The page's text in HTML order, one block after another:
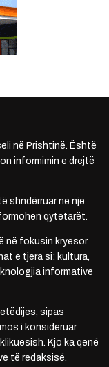
në Prishtinë. Është
informimin e drejtë
shndërruar në një
qytetarët.
në fokusin kryesor
e tjera si: kultura,
informative
sipas
i konsideruar
Kjo ka qenë
të redaksisë.